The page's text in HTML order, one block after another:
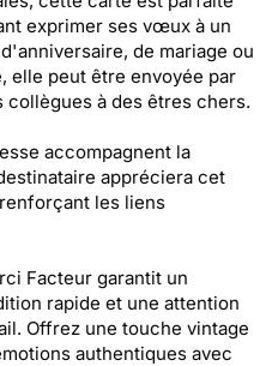
exprimer ses vœux à un
de mariage ou
elle peut être envoyée par
collègues à des êtres chers.
accompagnent la
appréciera cet
les liens
Facteur garantit un
rapide et une attention
Offrez une touche vintage
authentiques avec